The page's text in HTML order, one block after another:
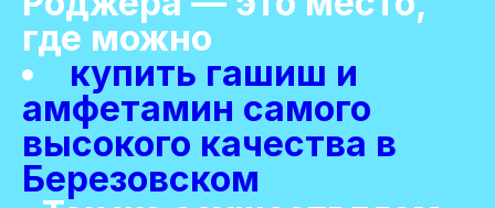
где можно
купить гашиш и
амфетамин самого
высокого качества в
Березовском